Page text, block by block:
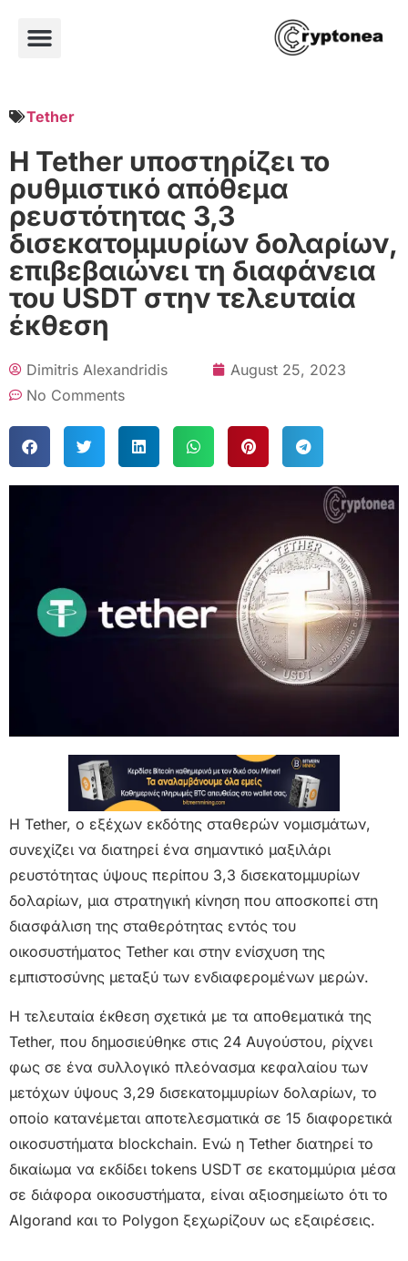
Tether
Η Tether υποστηρίζει το
ρυθμιστικό απόθεμα
ρευστότητας 3,3
δισεκατομμυρίων δολαρίων,
επιβεβαιώνει τη διαφάνεια
του USDT στην τελευταία
έκθεση
Dimitris Alexandridis
August 25, 2023
No Comments
Η Tether, ο εξέχων εκδότης σταθερών νομισμάτων,
συνεχίζει να διατηρεί ένα σημαντικό μαξιλάρι
ρευστότητας ύψους περίπου 3,3 δισεκατομμυρίων
δολαρίων, μια στρατηγική κίνηση που αποσκοπεί στη
διασφάλιση της σταθερότητας εντός του
οικοσυστήματος Tether και στην ενίσχυση της
εμπιστοσύνης μεταξύ των ενδιαφερομένων μερών.
Η τελευταία έκθεση σχετικά με τα αποθεματικά της
Tether, που δημοσιεύθηκε στις 24 Αυγούστου, ρίχνει
φως σε ένα συλλογικό πλεόνασμα κεφαλαίου των
μετόχων ύψους 3,29 δισεκατομμυρίων δολαρίων, το
οποίο κατανέμεται αποτελεσματικά σε 15 διαφορετικά
οικοσυστήματα blockchain. Ενώ η Tether διατηρεί το
δικαίωμα να εκδίδει tokens USDT σε εκατομμύρια μέσα
σε διάφορα οικοσυστήματα, είναι αξιοσημείωτο ότι το
Algorand και το Polygon ξεχωρίζουν ως εξαιρέσεις.